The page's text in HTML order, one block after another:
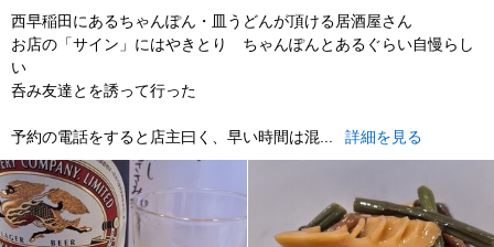
西早稲田にあるちゃんぽん・皿うどんが頂ける居酒屋さん
お店の「サイン」にはやきとり ちゃんぽんとあるぐらい自慢らし
い
呑み友達とを誘って行った
予約の電話をすると店主曰く、早い時間は混... 詳細を見る